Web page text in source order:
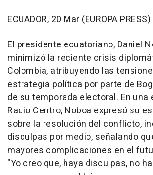
ECUADOR, 20 Mar (EUROPA PRESS)
El presidente ecuatoriano, Daniel
minimizó la reciente crisis
Colombia, atribuyendo las
estrategia política por parte de
de su temporada electoral. En
Radio Centro, Noboa expresó su
sobre la resolución del conflicto,
disculpas por medio, señalando
mayores complicaciones en el
"Yo creo que, haya disculpas, no